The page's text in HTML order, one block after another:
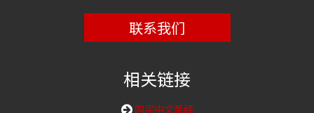
联系我们
相关链接
购买中文圣经